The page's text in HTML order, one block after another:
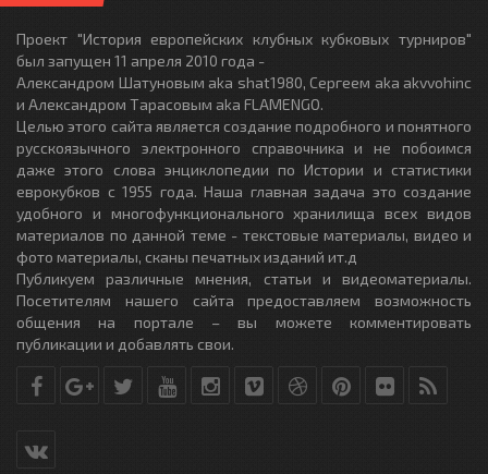
Проект "История европейских клубных кубковых турниров"
был запущен 11 апреля 2010 года -
Александром Шатуновым aka shat1980, Сергеем aka akvvohinc
и Александром Тарасовым aka FLAMENGO.
Целью этого сайта является создание подробного и понятного
русскоязычного электронного справочника и не побоимся
даже этого слова энциклопедии по Истории и статистики
еврокубков с 1955 года. Наша главная задача это создание
удобного и многофункционального хранилища всех видов
материалов по данной теме - текстовые материалы, видео и
фото материалы, сканы печатных изданий ит.д
Публикуем различные мнения, статьи и видеоматериалы.
Посетителям нашего сайта предоставляем возможность
общения на портале – вы можете комментировать
публикации и добавлять свои.